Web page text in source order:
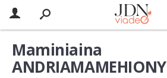
Maminiaina
ANDRIAMAMEHIONY